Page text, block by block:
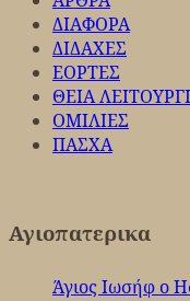
ΔΙΑΦΟΡΑ
ΔΙΔΑΧΕΣ
ΕΟΡΤΕΣ
ΘΕΙΑ
ΟΜΙΛΙΕΣ
ΠΑΣΧΑ
Αγιοπατερικα
Άγιος Ιωσήφ ο